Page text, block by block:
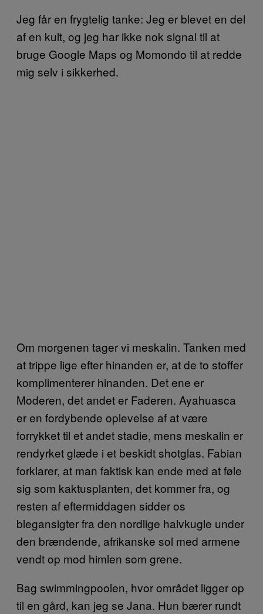
Jeg får en frygtelig tanke: Jeg er blevet en del
af en kult, og jeg har ikke nok signal til at
bruge Google Maps og Momondo til at redde
mig selv i sikkerhed.
Om morgenen tager vi meskalin. Tanken med
at trippe lige efter hinanden er, at de to stoffer
komplimenterer hinanden. Det ene er
Moderen, det andet er Faderen. Ayahuasca
er en fordybende oplevelse af at være
forrykket til et andet stadie, mens meskalin er
rendyrket glæde i et beskidt shotglas. Fabian
forklarer, at man faktisk kan ende med at føle
sig som kaktusplanten, det kommer fra, og
resten af eftermiddagen sidder os
blegansigter fra den nordlige halvkugle under
den brændende, afrikanske sol med armene
vendt op mod himlen som grene.
Bag swimmingpoolen, hvor området ligger op
til en gård, kan jeg se Jana. Hun bærer rundt